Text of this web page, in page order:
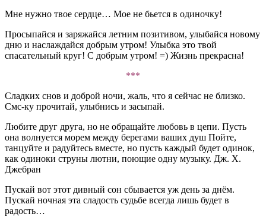
Мне нужно твое сердце… Мое не бьется в одиночку!
Просыпайся и заряжайся летним позитивом, улыбайся новому
дню и наслаждайся добрым утром! Улыбка это твой
спасательный круг! С добрым утром! =) Жизнь прекрасна!
***
Сладких снов и доброй ночи, жаль, что я сейчас не близко.
Смс-ку прочитай, улыбнись и засыпай.
Любите друг друга, но не обращайте любовь в цепи. Пусть
она волнуется морем между берегами ваших душ Пойте,
танцуйте и радуйтесь вместе, но пусть каждый будет одинок,
как одиноки струны лютни, поющие одну музыку. Дж. Х.
Джебран
Пускай вот этот дивный сон сбывается уж день за днём.
Пускай ночная эта сладость судьбе всегда лишь будет в
радость…